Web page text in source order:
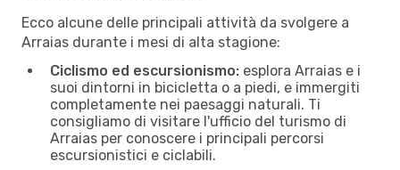
Ecco alcune delle principali attività da svolgere a
Arraias durante i mesi di alta stagione:
Ciclismo ed escursionismo: esplora Arraias e i
suoi dintorni in bicicletta o a piedi, e immergiti
completamente nei paesaggi naturali. Ti
consigliamo di visitare l'ufficio del turismo di
Arraias per conoscere i principali percorsi
escursionistici e ciclabili.